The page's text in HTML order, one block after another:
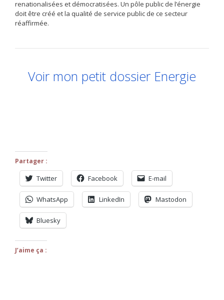
renationalisées et démocratisées. Un pôle public de l’énergie
doit être créé et la qualité de service public de ce secteur
réaffirmée.
Voir mon petit dossier Energie
Partager :
Twitter Facebook E-mail
WhatsApp LinkedIn Mastodon
Bluesky
J’aime ça :